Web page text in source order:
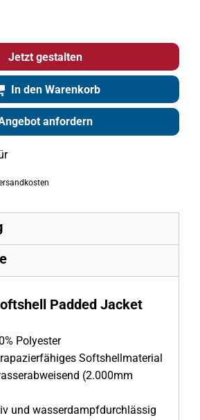
Jetzt gestalten
In den Warenkorb
Padded Jacket
Polyester
Softshellmaterial
(2.000mm
und wasserdampfdurchlässig
anfordern